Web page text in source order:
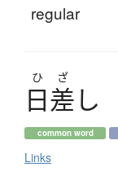
regular
ひ ざ
日差し
common word
Links